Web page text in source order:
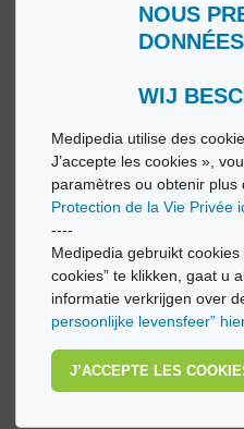
NOUS
DONNÉES
WIJ
Medipedia utilise des
J’accepte les cookies »,
paramètres ou obtenir
Protection de la Vie Privée
----
Medipedia gebruikt
cookies” te klikken, gaat u
informatie verkrijgen over
persoonlijke levensfeer”
J’ACCEPTE LES
Qui sommes nous